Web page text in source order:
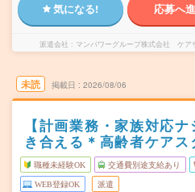
気になる! 応募へ
派遣会社 マンパワーグループ株式会社 ケア
未読 掲載日 2026/08/06
【計画業務・家族対応
き合える＊高齢者ケアス
職種未経験OK 交通費別途支給あり
WEB登録OK 派遣